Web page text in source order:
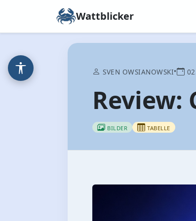
Wattblicker
SVEN OWSIANOWSKI•
Review:
BILDER TABELLE